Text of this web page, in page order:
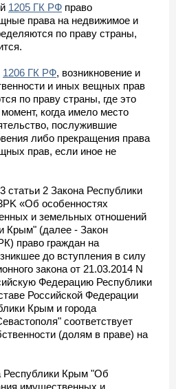
1205 ГК РФ право
права на недвижимое и
по праву страны,
1206 ГК РФ, возникновение и
и иных вещных прав
по праву страны, где это
когда имело место
послужившие
либо прекращения права
прав, если иное не
статьи 2 Закона Республики
«Об особенностях
и земельных отношений
Крым" (далее - Закон
право граждан на
до вступления в силу
закона от 21.03.2014 N
Федерацию Республики
Российской Федерации
Крым и города
соответствует
(долям в праве) на
Республики Крым "Об
имущественных и